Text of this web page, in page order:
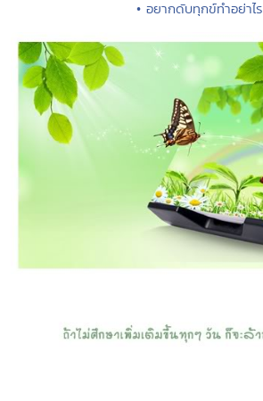
• อยากดับทุกข์ทำอย่าไร